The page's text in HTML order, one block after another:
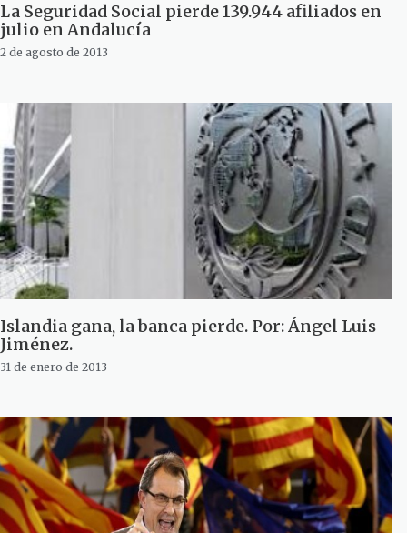
La Seguridad Social pierde 139.944 afiliados en
julio en Andalucía
2 de agosto de 2013
Islandia gana, la banca pierde. Por: Ángel Luis
Jiménez.
31 de enero de 2013